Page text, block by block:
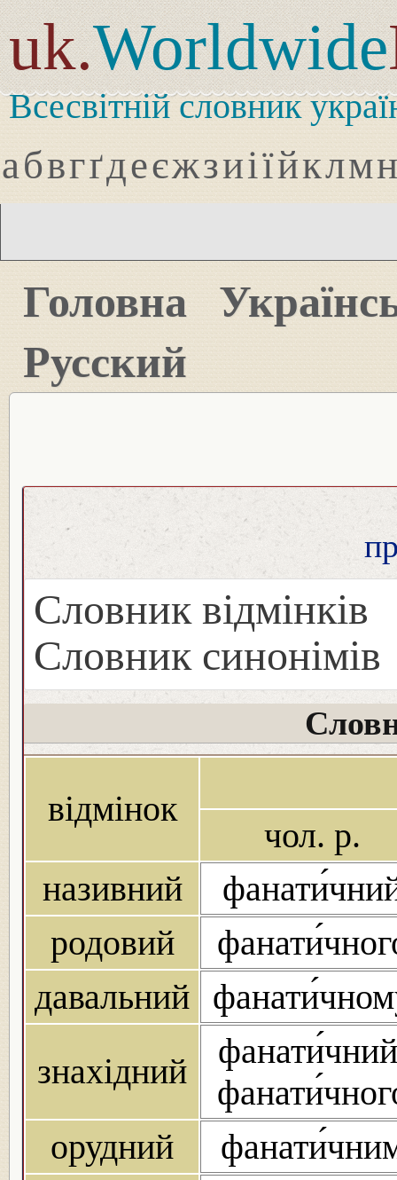
uk.Worldwide
Всесвітній словник
абвгґдеєжзиіїйклмн
Головна
Русский
Словник відмінків
Словник синонімів
відмінок
чол. р.
називний
родовий
давальний
знахідний
орудний